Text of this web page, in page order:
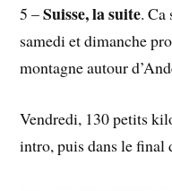
5 –Suisse, la suite. Ca
samedi et dimanche
montagne autour
Vendredi, 130 petits
intro, puis dans le final